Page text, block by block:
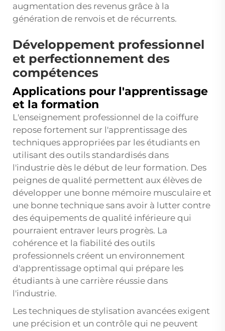
augmentation des revenus grâce à la
génération de renvois et de récurrents.
Développement professionnel
et perfectionnement des
compétences
Applications pour l'apprentissage
et la formation
L'enseignement professionnel de la coiffure
repose fortement sur l'apprentissage des
techniques appropriées par les étudiants en
utilisant des outils standardisés dans
l'industrie dès le début de leur formation. Des
peignes de qualité permettent aux élèves de
développer une bonne mémoire musculaire et
une bonne technique sans avoir à lutter contre
des équipements de qualité inférieure qui
pourraient entraver leurs progrès. La
cohérence et la fiabilité des outils
professionnels créent un environnement
d'apprentissage optimal qui prépare les
étudiants à une carrière réussie dans
l'industrie.
Les techniques de stylisation avancées exigent
une précision et un contrôle qui ne peuvent